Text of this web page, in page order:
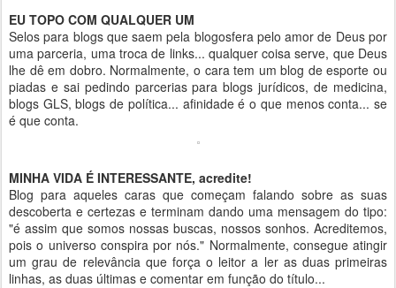
EU TOPO COM QUALQUER UM
Selos para blogs que saem pela blogosfera pelo amor de Deus por
uma parceria, uma troca de links... qualquer coisa serve, que Deus
lhe dê em dobro. Normalmente, o cara tem um blog de esporte ou
piadas e sai pedindo parcerias para blogs jurídicos, de medicina,
blogs GLS, blogs de política... afinidade é o que menos conta... se
é que conta.
MINHA VIDA É INTERESSANTE, acredite!
Blog para aqueles caras que começam falando sobre as suas
descoberta e certezas e terminam dando uma mensagem do tipo:
"é assim que somos nossas buscas, nossos sonhos. Acreditemos,
pois o universo conspira por nós." Normalmente, consegue atingir
um grau de relevância que força o leitor a ler as duas primeiras
linhas, as duas últimas e comentar em função do título...